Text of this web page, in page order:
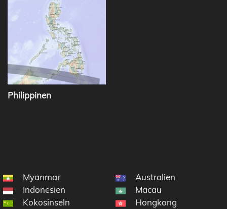
Philippinen
Indischen Ozean
Myanmar
Indonesien
Kokosinseln
Australien
Macau
Hongkong